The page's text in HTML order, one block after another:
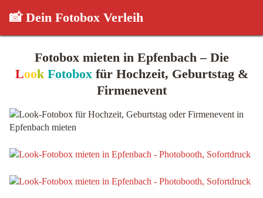
📸 Dein Fotobox Verleih
Fotobox mieten in Epfenbach – Die
Look Fotoboxfür Hochzeit, Geburtstag &
Firmenevent